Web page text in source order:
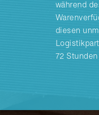
während
diesen
72